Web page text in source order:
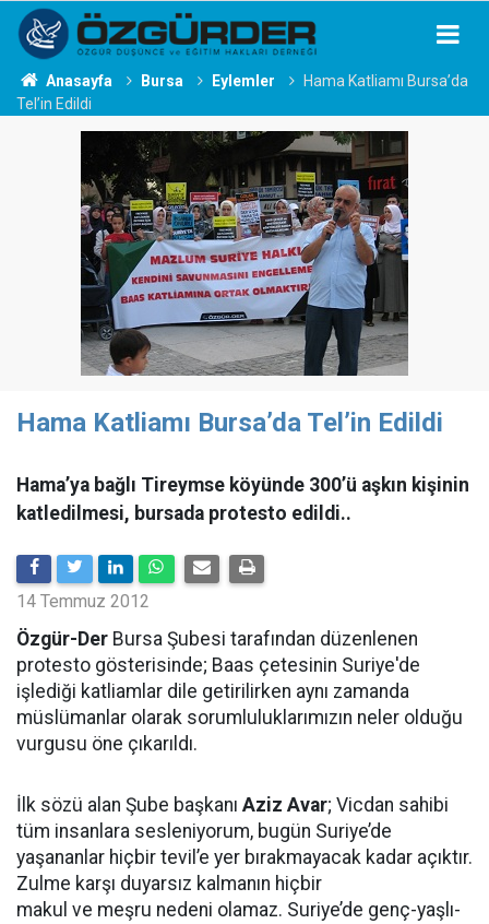
Anasayfa Bursa Eylemler
Hama Katliamı Bursa’da
Tel’in Edildi
Hama Katliamı Bursa’da Tel’in Edildi
Hama’ya bağlı Tireymse köyünde 300’ü aşkın kişinin
katledilmesi, bursada protesto edildi..
14 Temmuz 2012
Özgür-Der Bursa Şubesi tarafından düzenlenen
protesto gösterisinde; Baas çetesinin Suriye'de
işlediği katliamlar dile getirilirken aynı zamanda
müslümanlar olarak sorumluluklarımızın neler olduğu
vurgusu öne çıkarıldı.
İlk sözü alan Şube başkanı Aziz Avar; Vicdan sahibi
tüm insanlara sesleniyorum, bugün Suriye’de
yaşananlar hiçbir tevil’e yer bırakmayacak kadar açıktır.
Zulme karşı duyarsız kalmanın hiçbir
makul ve meşru nedeni olamaz. Suriye’de genç-yaşlı-